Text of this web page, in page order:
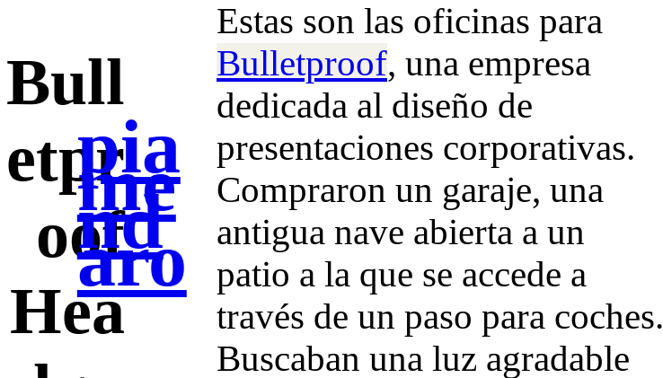
pia
me
nd
aro
Bull
etpr
oof
Hea
Estas son las oficinas para
Bulletproof, una empresa
dedicada al diseño de
presentaciones corporativas.
Compraron un garaje, una
antigua nave abierta a un
patio a la que se accede a
través de un paso para coches.
Buscaban una luz agradable